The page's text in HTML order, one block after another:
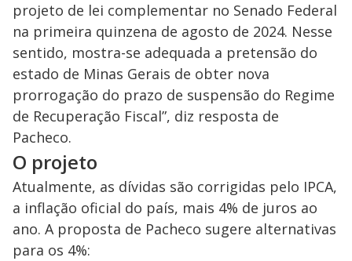
projeto de lei complementar no Senado Federal
na primeira quinzena de agosto de 2024. Nesse
sentido, mostra-se adequada a pretensão do
estado de Minas Gerais de obter nova
prorrogação do prazo de suspensão do Regime
de Recuperação Fiscal”, diz resposta de
Pacheco.
O projeto
Atualmente, as dívidas são corrigidas pelo IPCA,
a inflação oficial do país, mais 4% de juros ao
ano. A proposta de Pacheco sugere alternativas
para os 4%: